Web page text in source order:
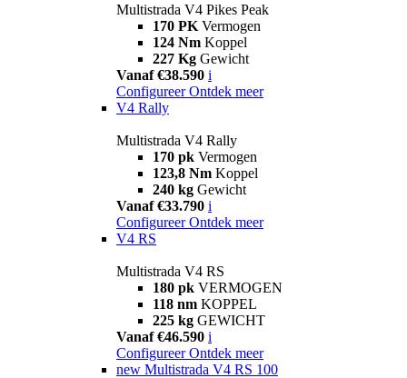
Multistrada V4 Pikes Peak
170 PK Vermogen
124 Nm Koppel
227 Kg Gewicht
Vanaf €38.590 i
Configureer Ontdek meer
V4 Rally
Multistrada V4 Rally
170 pk Vermogen
123,8 Nm Koppel
240 kg Gewicht
Vanaf €33.790 i
Configureer Ontdek meer
V4 RS
Multistrada V4 RS
180 pk VERMOGEN
118 nm KOPPEL
225 kg GEWICHT
Vanaf €46.590 i
Configureer Ontdek meer
new Multistrada V4 RS 100